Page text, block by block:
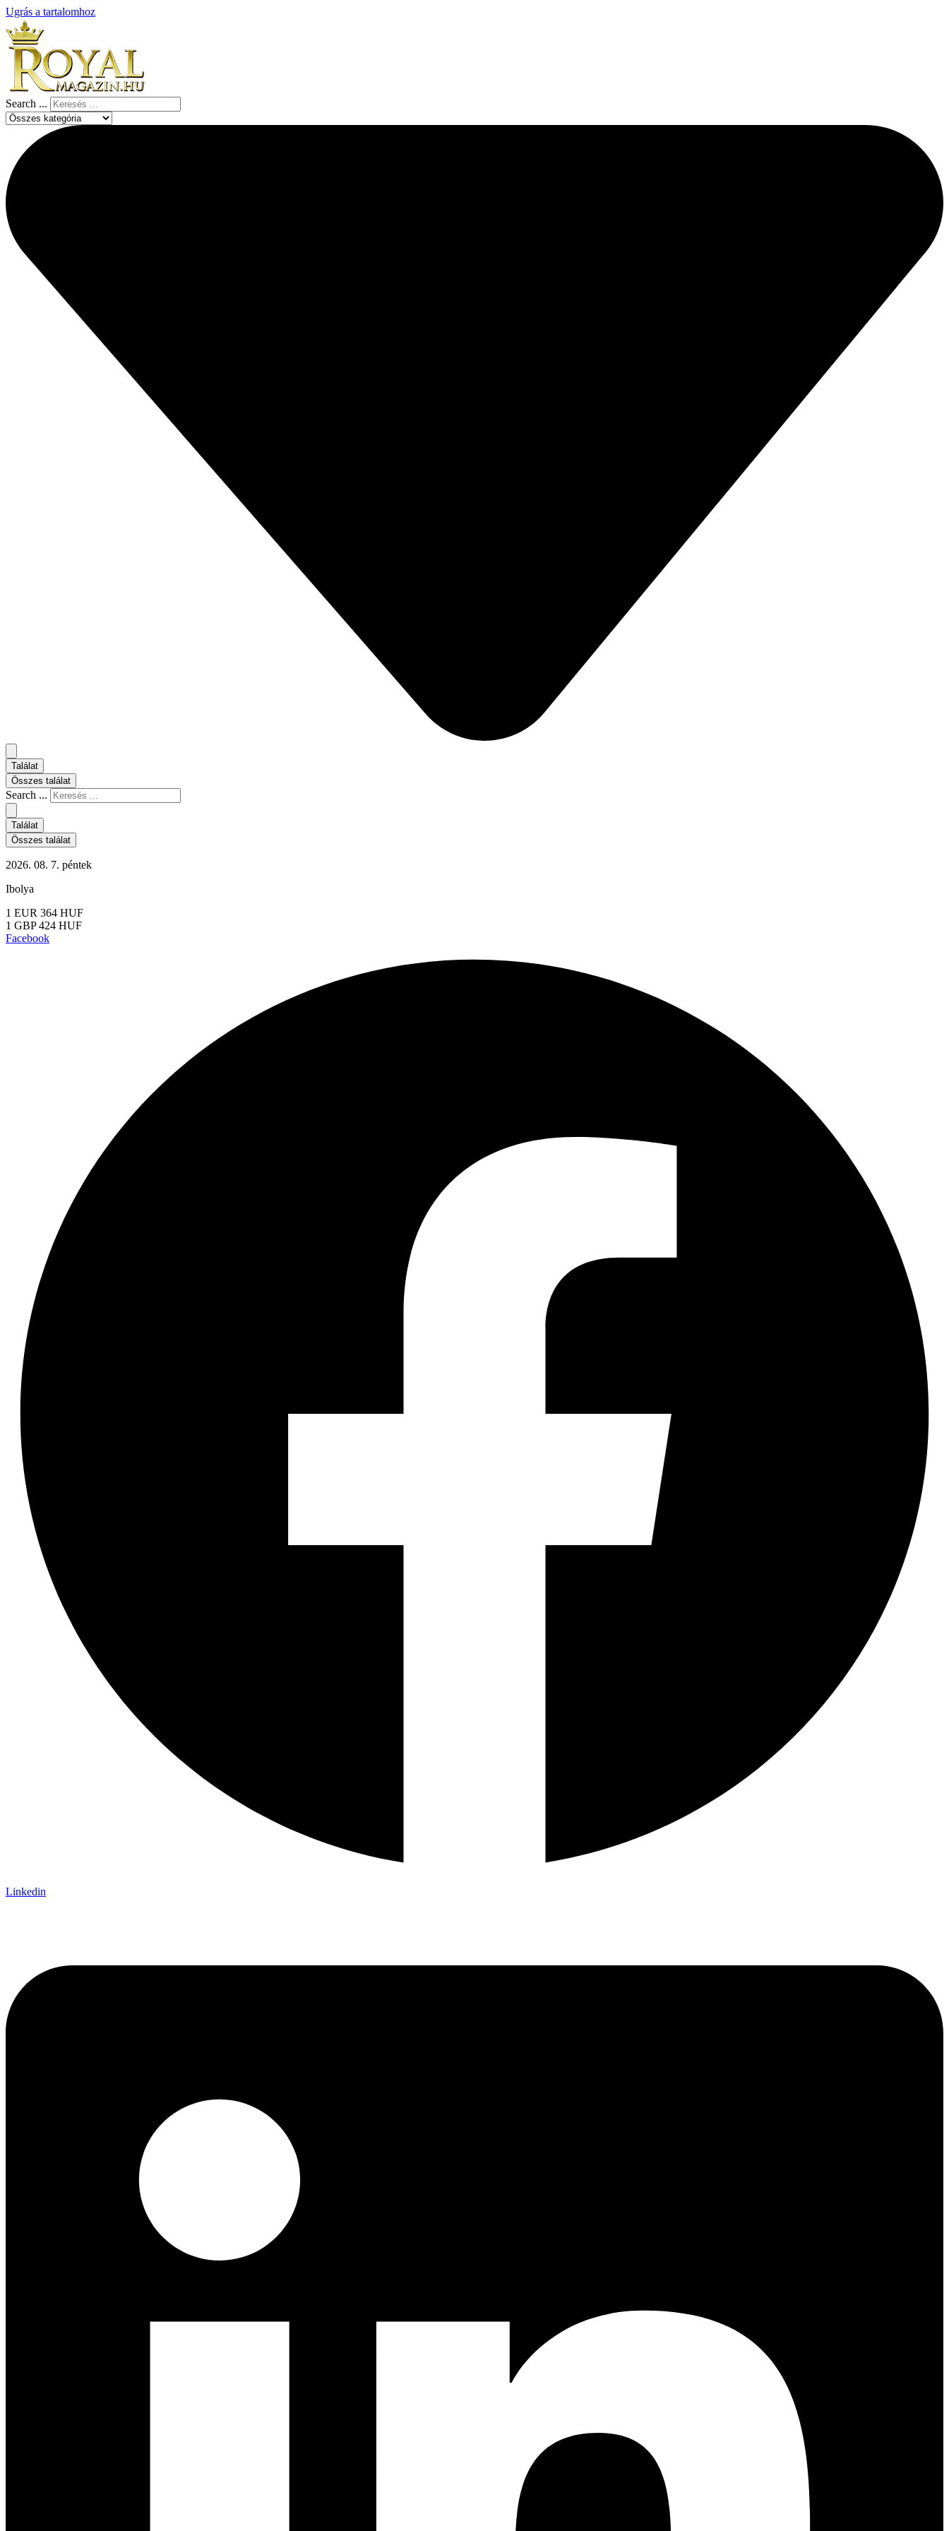
Ugrás a tartalomhoz
Search ...
Találat
Összes találat
Search ...
Találat
Összes találat
2026. 08. 7. péntek
Ibolya
1 EUR 364 HUF
1 GBP 424 HUF
Facebook
Linkedin